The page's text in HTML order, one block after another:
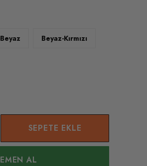
Beyaz Beyaz-Kırmızı
SEPETE EKLE
AL